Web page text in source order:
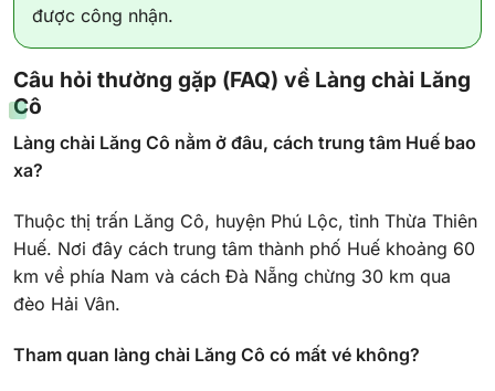
được công nhận.
Câu hỏi thường gặp (FAQ) về Làng chài Lăng
Cô
Làng chài Lăng Cô nằm ở đâu, cách trung tâm Huế bao
xa?
Thuộc thị trấn Lăng Cô, huyện Phú Lộc, tỉnh Thừa Thiên
Huế. Nơi đây cách trung tâm thành phố Huế khoảng 60
km về phía Nam và cách Đà Nẵng chừng 30 km qua
đèo Hải Vân.
Tham quan làng chài Lăng Cô có mất vé không?